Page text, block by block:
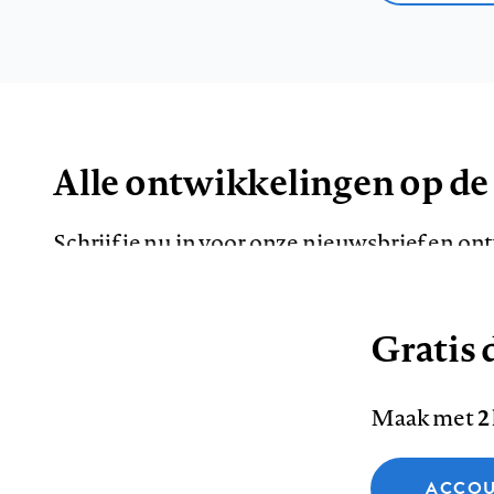
Alle ontwikkelingen op de
Schrijf je nu in voor onze nieuwsbrief en
Functionele cookies
Gratis
Maak met